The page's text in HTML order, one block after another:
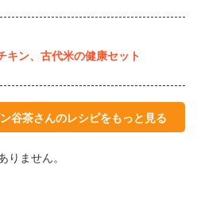
キン、古代米の健康セット
谷茶さんのレシピをもっと見る
りません。